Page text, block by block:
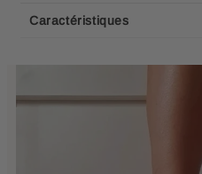
Caractéristiques